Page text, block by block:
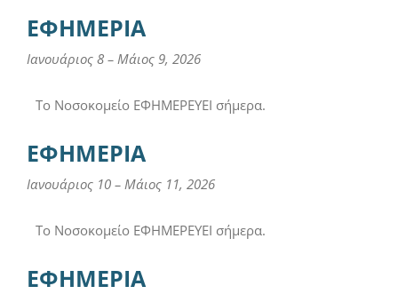
ΕΦΗΜΕΡΙΑ
Ιανουάριος 8 – Μάιος 9, 2026
Το Νοσοκομείο ΕΦΗΜΕΡΕΥΕΙ σήμερα.
ΕΦΗΜΕΡΙΑ
Ιανουάριος 10 – Μάιος 11, 2026
Το Νοσοκομείο ΕΦΗΜΕΡΕΥΕΙ σήμερα.
ΕΦΗΜΕΡΙΑ